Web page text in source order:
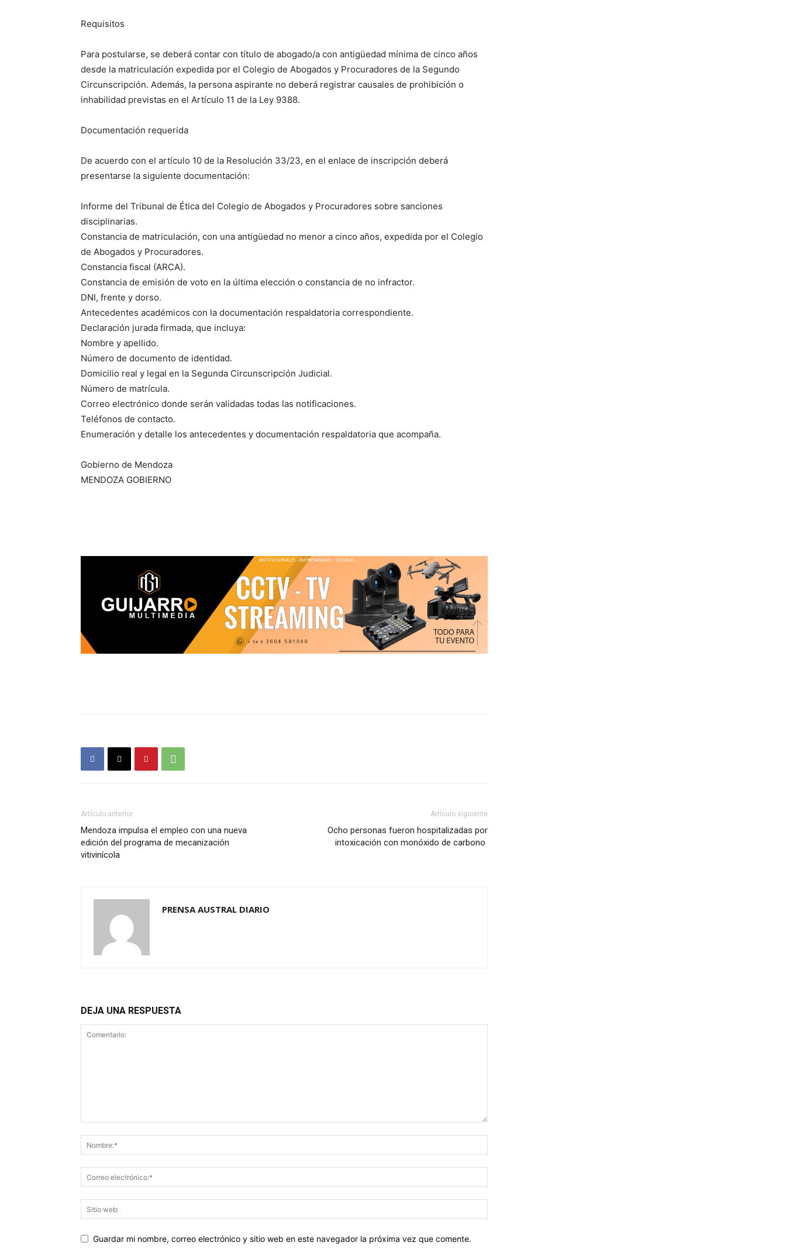
Requisitos
Para postularse, se deberá contar con título de abogado/a con antigüedad mínima de cinco años
desde la matriculación expedida por el Colegio de Abogados y Procuradores de la Segundo
Circunscripción. Además, la persona aspirante no deberá registrar causales de prohibición o
inhabilidad previstas en el Artículo 11 de la Ley 9388.
Documentación requerida
De acuerdo con el artículo 10 de la Resolución 33/23, en el enlace de inscripción deberá
presentarse la siguiente documentación:
Informe del Tribunal de Ética del Colegio de Abogados y Procuradores sobre sanciones
disciplinarias.
Constancia de matriculación, con una antigüedad no menor a cinco años, expedida por el Colegio
de Abogados y Procuradores.
Constancia fiscal (ARCA).
Constancia de emisión de voto en la última elección o constancia de no infractor.
DNI, frente y dorso.
Antecedentes académicos con la documentación respaldatoria correspondiente.
Declaración jurada firmada, que incluya:
Nombre y apellido.
Número de documento de identidad.
Domicilio real y legal en la Segunda Circunscripción Judicial.
Número de matrícula.
Correo electrónico donde serán validadas todas las notificaciones.
Teléfonos de contacto.
Enumeración y detalle los antecedentes y documentación respaldatoria que acompaña.
Gobierno de Mendoza
MENDOZA GOBIERNO
Artículo anterior
Mendoza impulsa el empleo con una nueva
edición del programa de mecanización
vitivinícola
Artículo siguiente
Ocho personas fueron hospitalizadas por
intoxicación con monóxido de carbono
PRENSA AUSTRAL DIARIO
DEJA UNA RESPUESTA
Guardar mi nombre, correo electrónico y sitio web en este navegador la próxima vez que comente.